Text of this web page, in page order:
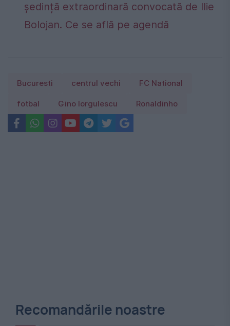
ședință extraordinară convocată de Ilie
Bolojan. Ce se află pe agendă
Bucuresti centrul vechi FC National
fotbal Gino Iorgulescu Ronaldinho
Recomandările noastre